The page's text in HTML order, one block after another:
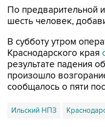
По предварительной
шесть человек,
В субботу утром
Краснодарского края
результате падения
произошло
сообщалось о пяти
Ильский НПЗ